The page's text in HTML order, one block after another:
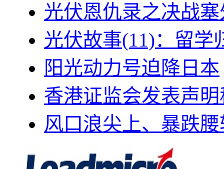
光伏恩仇录之决战
光伏故事(11)：留学
阳光动力号迫降日本
香港证监会发表声
风口浪尖上、暴跌